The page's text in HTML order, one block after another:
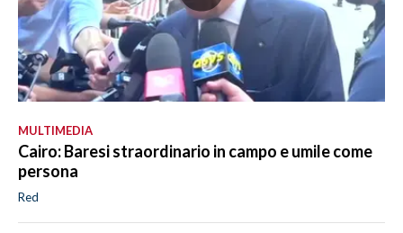
MULTIMEDIA
Cairo: Baresi straordinario in campo e umile come
persona
Red